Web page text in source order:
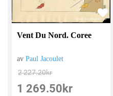
Vent Du Nord. Coree
avPaul Jacoulet
2 227.20kr
1 269.50 kr